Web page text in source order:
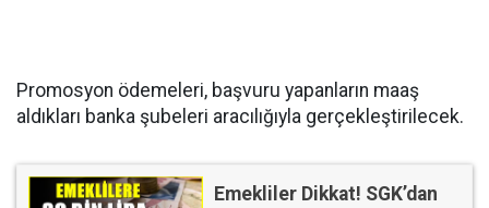
Promosyon ödemeleri, başvuru yapanların maaş
aldıkları banka şubeleri aracılığıyla gerçekleştirilecek.
Emekliler Dikkat! SGK’dan